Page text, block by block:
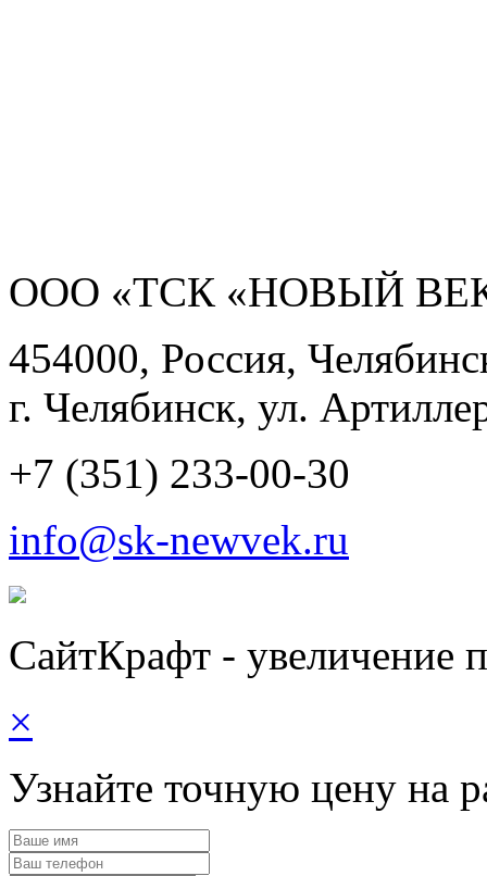
ООО «ТСК «НОВЫЙ
454000, Россия,
г. Челябинск, ул.
+7 (351) 233-00-30
info@sk-newvek.ru
СайтКрафт - увеличение
×
Узнайте точную цену на